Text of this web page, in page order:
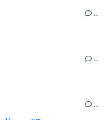
…
…
…